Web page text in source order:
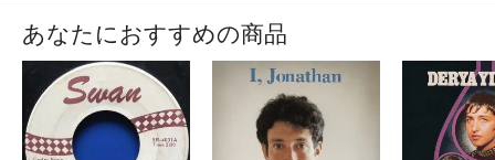
あなたにおすすめの商品